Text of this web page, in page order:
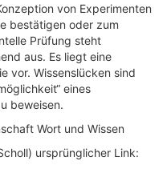
von Experimenten
bestätigen oder zum
Prüfung steht
aus. Es liegt eine
vor. Wissenslücken sind
eines
beweisen.
Wort und Wissen
ursprünglicher Link: